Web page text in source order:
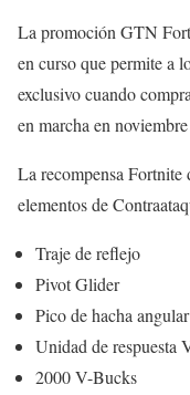
La promoción GTN
en curso que permite a
exclusivo cuando
en marcha en
La recompensa
elementos de
Traje de reflejo
Pivot Glider
Pico de hacha angular
Unidad de respuesta
2000 V-Bucks